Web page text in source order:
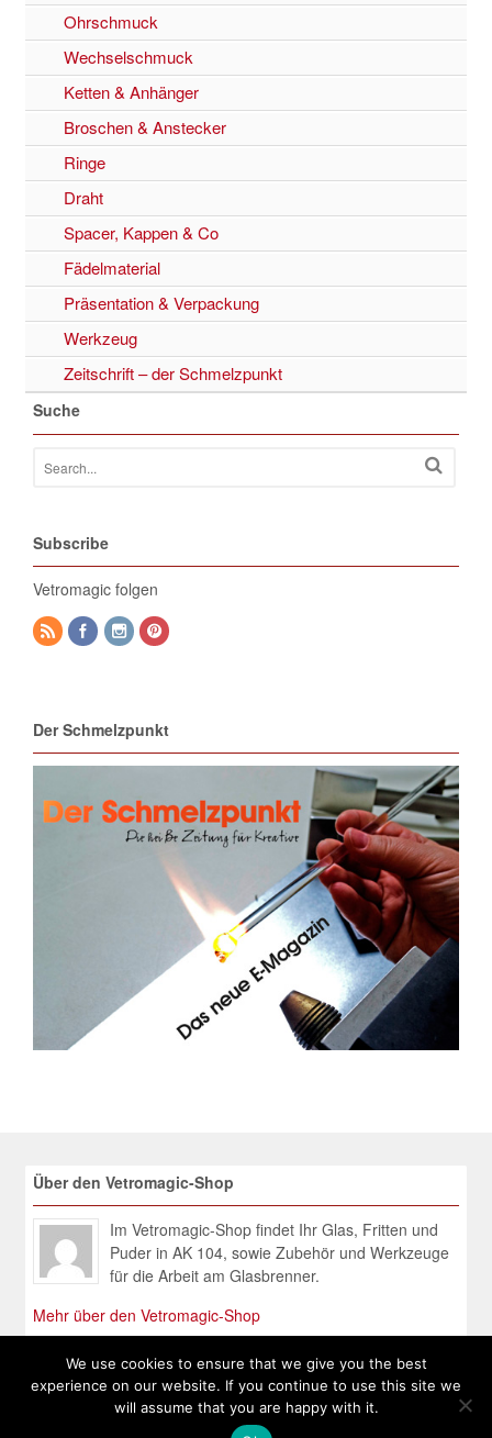
Ohrschmuck
Wechselschmuck
Ketten & Anhänger
Broschen & Anstecker
Ringe
Draht
Spacer, Kappen & Co
Fädelmaterial
Präsentation & Verpackung
Werkzeug
Zeitschrift – der Schmelzpunkt
Suche
Subscribe
Vetromagic folgen
Der Schmelzpunkt
Über den Vetromagic-Shop
Im Vetromagic-Shop findet Ihr Glas, Fritten und
Puder in AK 104, sowie Zubehör und Werkzeuge
für die Arbeit am Glasbrenner.
Mehr über den Vetromagic-Shop
© 2026 Vetromagic - Shop. All Rights Reserved.
We use cookies to ensure that we give you the best
experience on our website. If you continue to use this site we
will assume that you are happy with it.